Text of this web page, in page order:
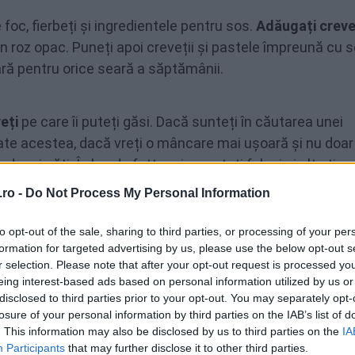
- Do Not Process My Personal Information
opt-out of the sale, sharing to third parties, or processing of your
for targeted advertising by us, please use the below opt-out
selection. Please note that after your opt-out request is processed
interest-based ads based on personal information utilized by us
to third parties prior to your opt-out. You may separately
of your personal information by third parties on the IAB’s list of
This information may also be disclosed by us to third parties on the
Participants that may further disclose it to other third parties.
fierbeți și ingredientele pentru sos. Adăugați
roz opac. Puneți apoi creveții și pastele împreună cu
pentru orice seară a săptămânii.
pe care îi puteți găsi. Dacă sunteți în căutarea unei
acestea, dacă vreți o mâncare mai ușoară și nu
a-i găti. În loc de fettuccine, puteți folosi și alte
că
precummaioneza. Parmezanul proaspăt ras
deoarece se va topi mult mai bine decât cel